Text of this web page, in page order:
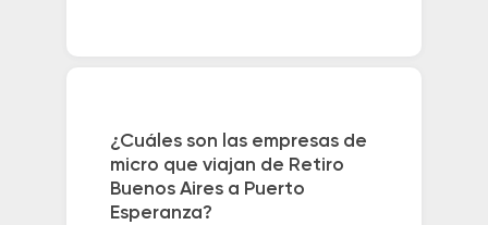
¿Cuáles son las empresas de
micro que viajan de Retiro
Buenos Aires a Puerto
Esperanza?